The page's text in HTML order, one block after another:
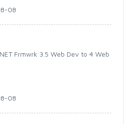
08
Frmwrk 3.5 Web Dev to 4 Web
08